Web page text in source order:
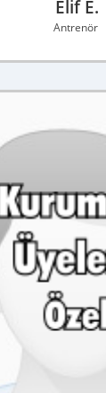
Elif E.
Antrenör